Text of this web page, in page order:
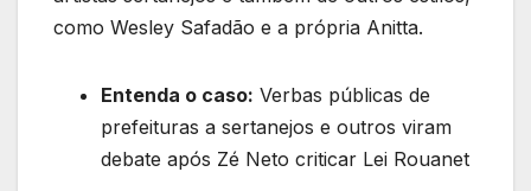
como Wesley Safadão e a própria Anitta.
Entenda o caso: Verbas públicas de
prefeituras a sertanejos e outros viram
debate após Zé Neto criticar Lei Rouanet